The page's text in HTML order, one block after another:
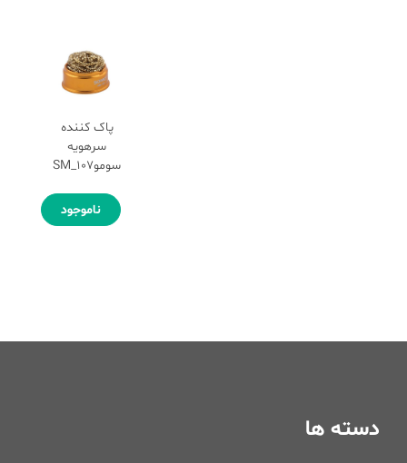
پاک کننده
سرهویه
سوموSM_107
ناموجود
دسته ها